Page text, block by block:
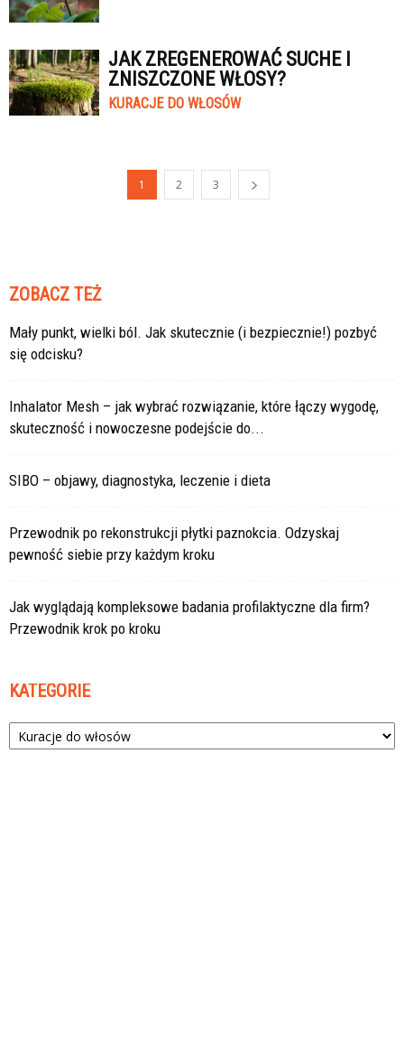
JAK ZREGENEROWAĆ SUCHE I
ZNISZCZONE WŁOSY?
KURACJE DO WŁOSÓW
1 2 3
ZOBACZ TEŻ
Mały punkt, wielki ból. Jak skutecznie (i bezpiecznie!) pozbyć
się odcisku?
Inhalator Mesh – jak wybrać rozwiązanie, które łączy wygodę,
skuteczność i nowoczesne podejście do...
SIBO – objawy, diagnostyka, leczenie i dieta
Przewodnik po rekonstrukcji płytki paznokcia. Odzyskaj
pewność siebie przy każdym kroku
Jak wyglądają kompleksowe badania profilaktyczne dla firm?
Przewodnik krok po kroku
KATEGORIE
Kategorie